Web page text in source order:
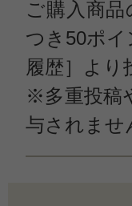
ご購入商
つき50ポ
履歴］より
※多重投稿
与されませ